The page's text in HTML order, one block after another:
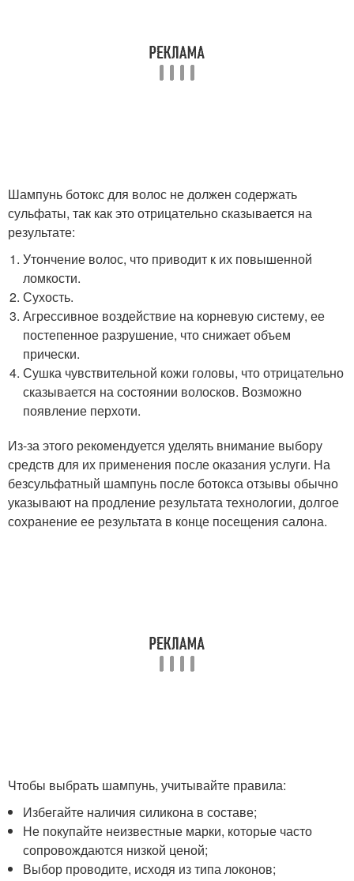
Шампунь ботокс для волос не должен содержать
сульфаты, так как это отрицательно сказывается на
результате:
Утончение волос, что приводит к их повышенной
ломкости.
Сухость.
Агрессивное воздействие на корневую систему, ее
постепенное разрушение, что снижает объем
прически.
Сушка чувствительной кожи головы, что отрицательно
сказывается на состоянии волосков. Возможно
появление перхоти.
Из-за этого рекомендуется уделять внимание выбору
средств для их применения после оказания услуги. На
безсульфатный шампунь после ботокса отзывы обычно
указывают на продление результата технологии, долгое
сохранение ее результата в конце посещения салона.
Чтобы выбрать шампунь, учитывайте правила:
Избегайте наличия силикона в составе;
Не покупайте неизвестные марки, которые часто
сопровождаются низкой ценой;
Выбор проводите, исходя из типа локонов;